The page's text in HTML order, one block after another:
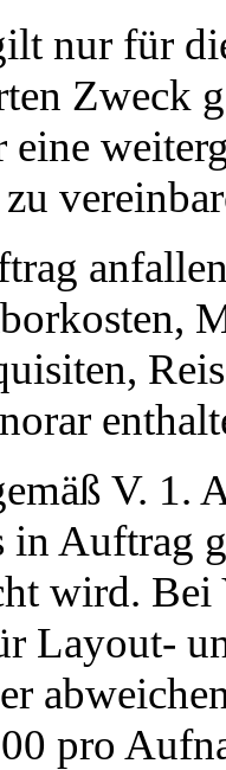
nur für
Zweck
V. 1.
in Auftrag
wird. Bei
Layout-
pro